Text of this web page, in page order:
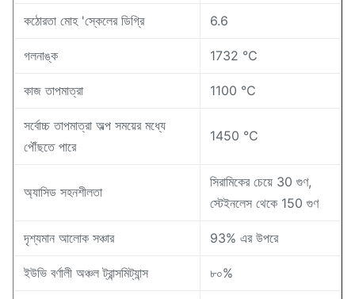
কঠোরতা মোহ 'স্কেলের ডিগ্রি 6.6
গলনাঙ্ক 1732 ℃
কাজ তাপমাত্রা 1100 ℃
সর্বোচ্চ তাপমাত্রা অল্প সময়ের মধ্যে
পৌঁছতে পারে
1450 ℃
অ্যাসিড সহনশীলতা
সিরামিকের চেয়ে 30 গুণ,
স্টেইনলেস থেকে 150 গুণ
দৃশ্যমান আলোক সঞ্চার 93% এর উপরে
ইউভি বর্ণালী অঞ্চল ট্রান্সমিট্যান্স ৮০%